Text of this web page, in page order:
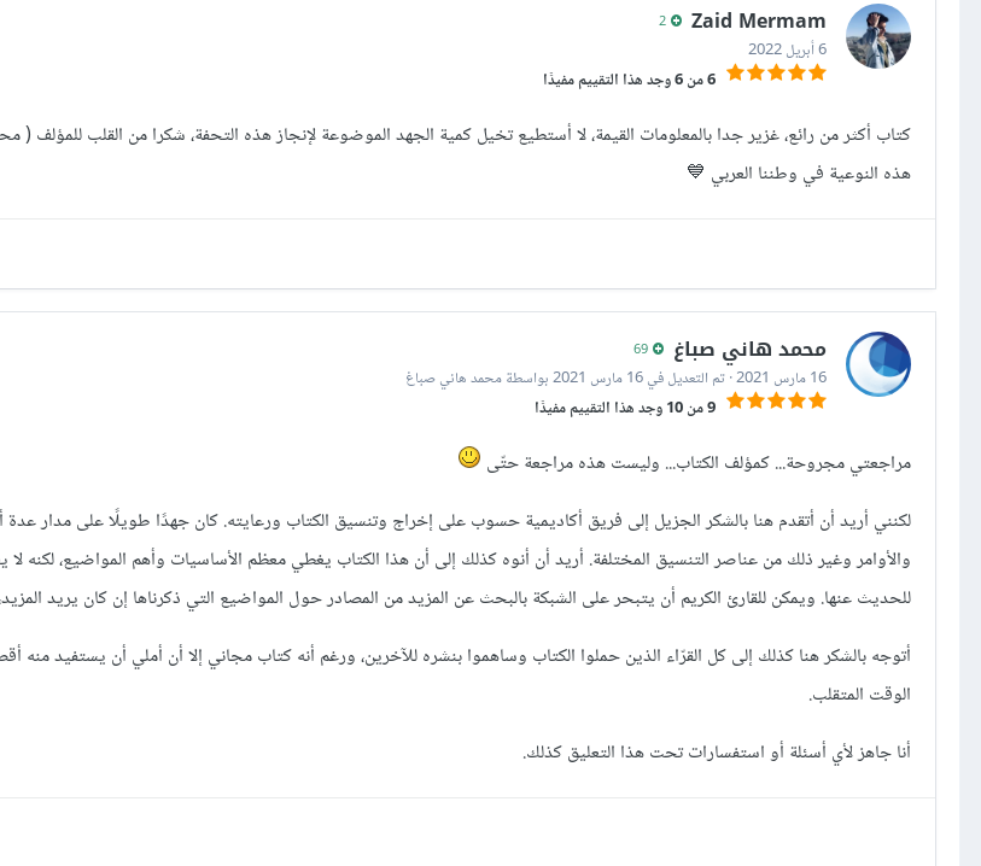
Zaid Mermam
6 أبريل 2022
6 من 6 وجد هذا التقييم مفيدًا
كتاب أكثر من رائع، غزير جدا بالمعلومات القيمة، لا أستطيع تخيل كمية الجهد الموضوعة لإنجاز هذه التحفة، شكرا من القلب
هذه النوعية في وطننا العربي 💙
محمد هاني صباغ
16 مارس 2021 ·تم التعديل في16 مارس 2021
بواسطة محمد هاني صباغ
9 من 10 وجد هذا التقييم مفيدًا
مراجعتي مجروحة... كمؤلف الكتاب... وليست هذه مراجعة حتّى
لكنني أريد أن أتقدم هنا بالشكر الجزيل إلى فريق أكاديمية حسوب على إخراج وتنسيق الكتاب ورعايته. كان جهدًا طويلًا على مدار
والأوامر وغير ذلك من عناصر التنسيق المختلفة. أريد أن أنوه كذلك إلى أن هذا الكتاب يغطي معظم الأساسيات وأهم المواضيع، لكنه
للحديث عنها. ويمكن للقارئ الكريم أن يتبحر على الشبكة بالبحث عن المزيد من المصادر حول المواضيع التي ذكرناها إن كان يريد
أتوجه بالشكر هنا كذلك إلى كل القرّاء الذين حملوا الكتاب وساهموا بنشره للآخرين، ورغم أنه كتاب مجاني إلا أن أملي أن يستفيد
الوقت المتقلب.
أنا جاهز لأي أسئلة أو استفسارات تحت هذا التعليق كذلك.